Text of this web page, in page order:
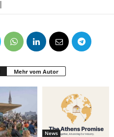
Mehr vom Autor
News